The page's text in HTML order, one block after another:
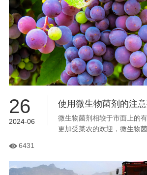
26
2024-06
使用微生物菌剂的注
微生物菌剂相较于市面上的
更加受菜农的欢迎，微生物
剂后，没有掌握微生物菌剂
6431